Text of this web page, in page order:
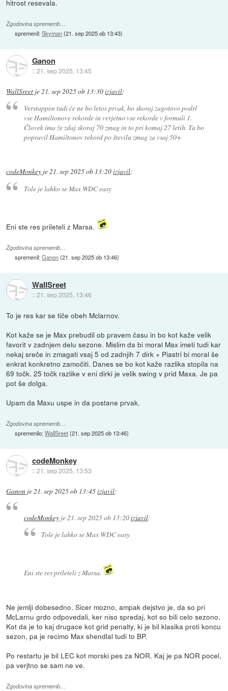
hitrost resevala.
Zgodovina sprememb…
spremenil:Skyman(21. sep 2025 ob 13:43)
Ganon
::21. sep 2025, 13:45
WallSreet je21. sep 2025 ob 13:30izjavil:
Verstappen tudi če ne bo letos prvak, bo skoraj zagotovo podrl
vse Hamiltonove rekorde in verjetno vse rekorde v formuli 1.
Človek ima že zdaj skoraj 70 zmag in to pri komaj 27 letih. Ta bo
popravil Hamiltonov rekord po številu zmag za vsaj 50+
codeMonkey je21. sep 2025 ob 13:20izjavil:
Tole je lahko se Max WDC easy
Eni ste res prileteli z Marsa.
Zgodovina sprememb…
spremenil:Ganon(21. sep 2025 ob 13:46)
WallSreet
::21. sep 2025, 13:46
To je res kar se tiče obeh Mclarnov.
Kot kaže se je Max prebudil ob pravem času in bo kot kaže velik
favorit v zadnjem delu sezone. Mislim da bi moral Max imeti tudi kar
nekaj sreče in zmagati vsaj 5 od zadnjih 7 dirk + Piastri bi moral še
enkrat konkretno zamočiti. Danes se bo kot kaže razlika stopila na
69 točk. 25 točk razlike v eni dirki je velik swing v prid Maxa. Je pa
pot še dolga.
Upam da Maxu uspe in da postane prvak.
Zgodovina sprememb…
spremenilo:WallSreet(21. sep 2025 ob 13:46)
codeMonkey
::21. sep 2025, 13:53
Ganon je21. sep 2025 ob 13:45izjavil:
codeMonkeyje21. sep 2025 ob 13:20izjavil:
Tole je lahko se Max WDC easy
Eni ste res prileteli z Marsa.
Ne jemlji dobesedno. Sicer mozno, ampak dejstvo je, da so pri
McLarnu grdo odpovedali, ker niso spredaj, kot so bili celo sezono.
Kot da je to kaj drugace kot grid penalty, ki je bil klasika proti koncu
sezon, pa je recimo Max shendlal tudi to BP.
Po restartu je bil LEC kot morski pes za NOR. Kaj je pa NOR pocel,
pa verjtno se sam ne ve.
Zgodovina sprememb…